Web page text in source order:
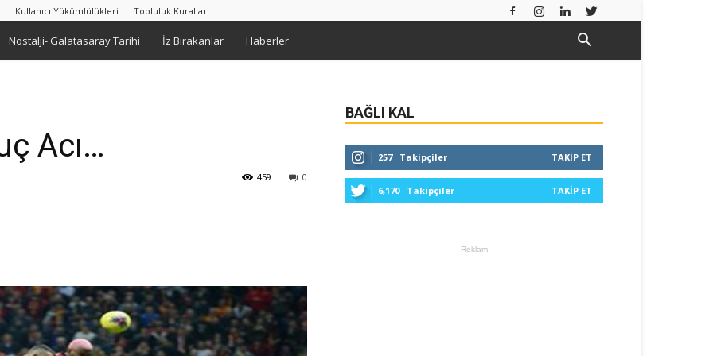
Kullanıcı Yükümlülükleri Topluluk Kuralları
Nostalji- Galatasaray Tarihi İz Bırakanlar Haberler
Acı…
0
459
BAĞLI KAL
257 Takipçiler TAKIP ET
6,170 Takipçiler TAKIP ET
- Reklam -